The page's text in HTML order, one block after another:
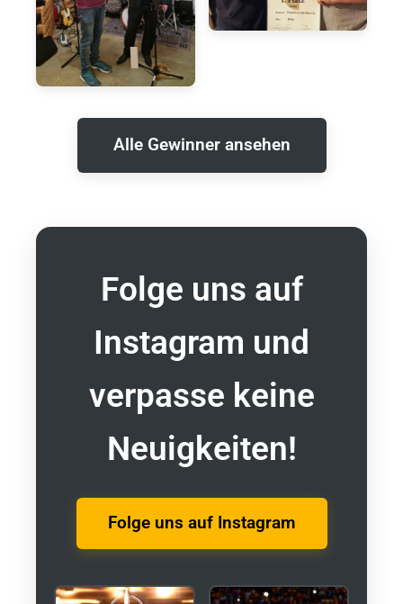
Alle Gewinner ansehen
Folge uns auf
Instagram und
verpasse keine
Neuigkeiten!
Folge uns auf Instagram